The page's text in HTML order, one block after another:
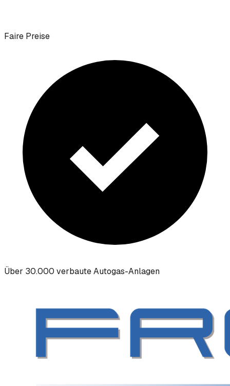
Faire Preise
Über 30.000 verbaute Autogas-Anlagen